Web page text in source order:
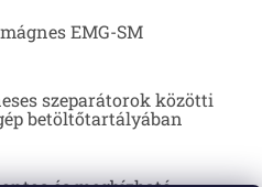
EMG-SM
szeparátorok közötti
betöltőtartályában